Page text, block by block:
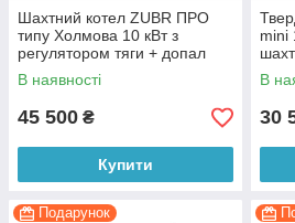
Шахтний котел ZUBR ПРО
типу Холмова 10 кВт з
регулятором тяги + допал
диму
В наявності
45 500 ₴
Купити
mini
В
30
Подарунок